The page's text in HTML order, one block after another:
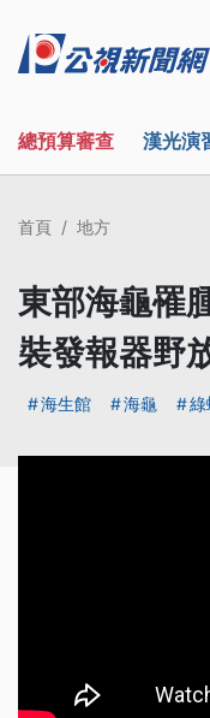
總預算審查 漢光演
首頁 地方
東部海龜罹
裝發報器野
海生館 海龜 綠